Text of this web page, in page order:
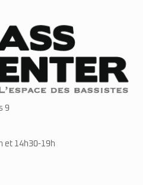
9
et 14h30-19h